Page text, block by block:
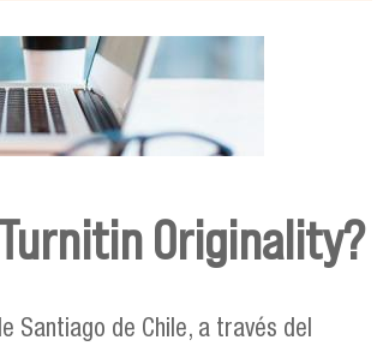
Originality?
Santiago de Chile, a través del